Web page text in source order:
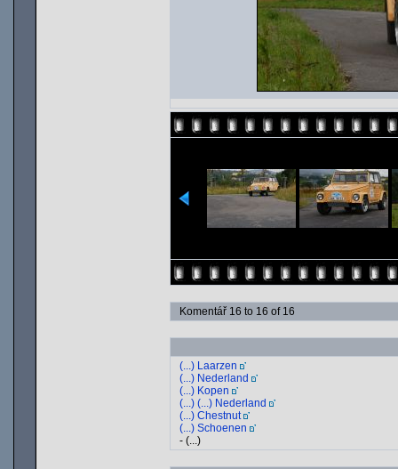
Komentář 16 to 16 of 16
(...) Laarzen
(...) Nederland
(...) Kopen
(...) (...) Nederland
(...) Chestnut
(...) Schoenen
- (...)